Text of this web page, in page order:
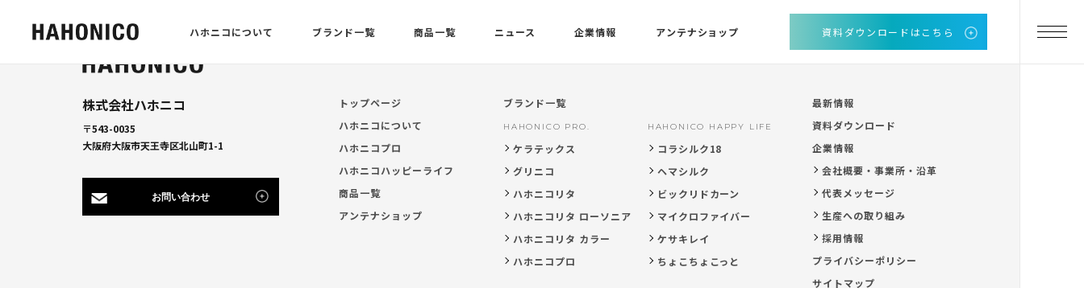
ハホニコについて ブランド一覧 商品一覧 ニュース 企業情報 アンテナショップ 資料ダウンロードはこちら
株式会社ハホニコ
〒543-0035
大阪府大阪市天王寺区北山町1-1
お問い合わせ
トップページ
ハホニコについて
ハホニコプロ
ハホニコハッピーライフ
商品一覧
アンテナショップ
ブランド一覧
HAHONICO PRO.
ケラテックス
グリニコ
ハホニコリタ
ハホニコリタ ローソニア
ハホニコリタ カラー
ハホニコプロ
HAHONICO HAPPY LIFE
コラシルク18
ヘマシルク
ビックリドカーン
マイクロファイバー
ケサキレイ
ちょこちょこっと
最新情報
資料ダウンロード
企業情報
会社概要・事業所・沿革
代表メッセージ
生産への取り組み
採用情報
プライバシーポリシー
サイトマップ